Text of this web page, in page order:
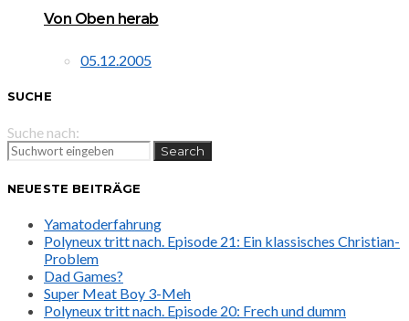
Von Oben herab
05.12.2005
SUCHE
Suche nach:
Search
NEUESTE BEITRÄGE
Yamatoderfahrung
Polyneux tritt nach. Episode 21: Ein klassisches Christian-
Problem
Dad Games?
Super Meat Boy 3-Meh
Polyneux tritt nach. Episode 20: Frech und dumm